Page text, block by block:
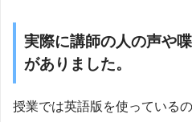
実際に講師の人の声や
がありました。
授業では英語版を使っている